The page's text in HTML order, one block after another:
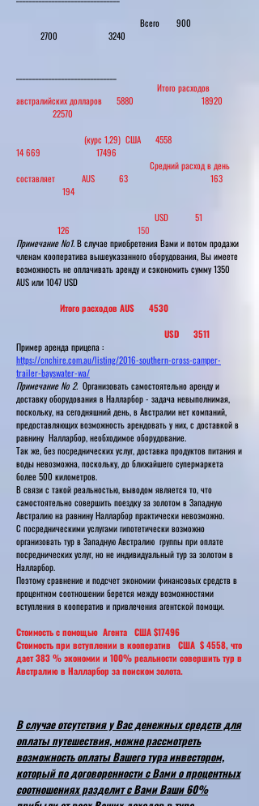
Всего 900
2700 3240
Итого расходов
австралийских долларов 5880 18920
22570
(курс 1,29) США 4558
14 669 17496
Средний расход в день
составляет AUS 63 163
194
USD 51
126
150
Примечание №1.В случае приобретения Вами и потом продажи
членам кооператива вышеуказанного оборудования, Вы имеете
возможность не оплачивать аренду и сэкономить сумму 1350
AUS или 1047 USD
Итого расходов AUS 4530
USD 3511
Пример аренда прицепа :
https://cnchire.com.au/listing/2016-southern-cross-camper-
trailer-bayswater-wa/
Примечание № 2. Организовать самостоятельно аренду и
доставку оборудования в Налларбор - задача невыполнимая,
поскольку, на сегодняшний день, в Австралии нет компаний,
предоставляющих возможность арендовать у них, с доставкой в
равнину Налларбор, необходимое оборудование.
Так же, без посреднических услуг, доставка продуктов питания и
воды невозможна, поскольку, до ближайшего супермаркета
более 500 километров.
В связи с такой реальностью, выводом является то, что
самостоятельно совершить поездку за золотом в Западную
Австралию на равнину Налларбор практически невозможно.
С посредническими услугами гипотетически возможно
организовать тур в Западную Австралию группы при оплате
посреднических услуг, но не индивидуальный тур за золотом в
Налларбор.
Поэтому сравнение и подсчет экономии финансовых средств в
процентном соотношении берется между возможностями
вступления в кооператив и привлечения агентской помощи.
Стоимость с помощью Агента США $17496
Стоимость при вступлении в кооператив США $ 4558, что
дает 383 % экономии и 100% реальности совершить тур в
Австралию в Налларбор за поиском золота.
В случае отсутствия у Вас денежных средств для
оплаты путешествия, можно рассмотреть
возможность оплаты Вашего тура инвестором,
который по договоренности с Вами о процентных
соотношениях разделит с Вами Ваши 60%